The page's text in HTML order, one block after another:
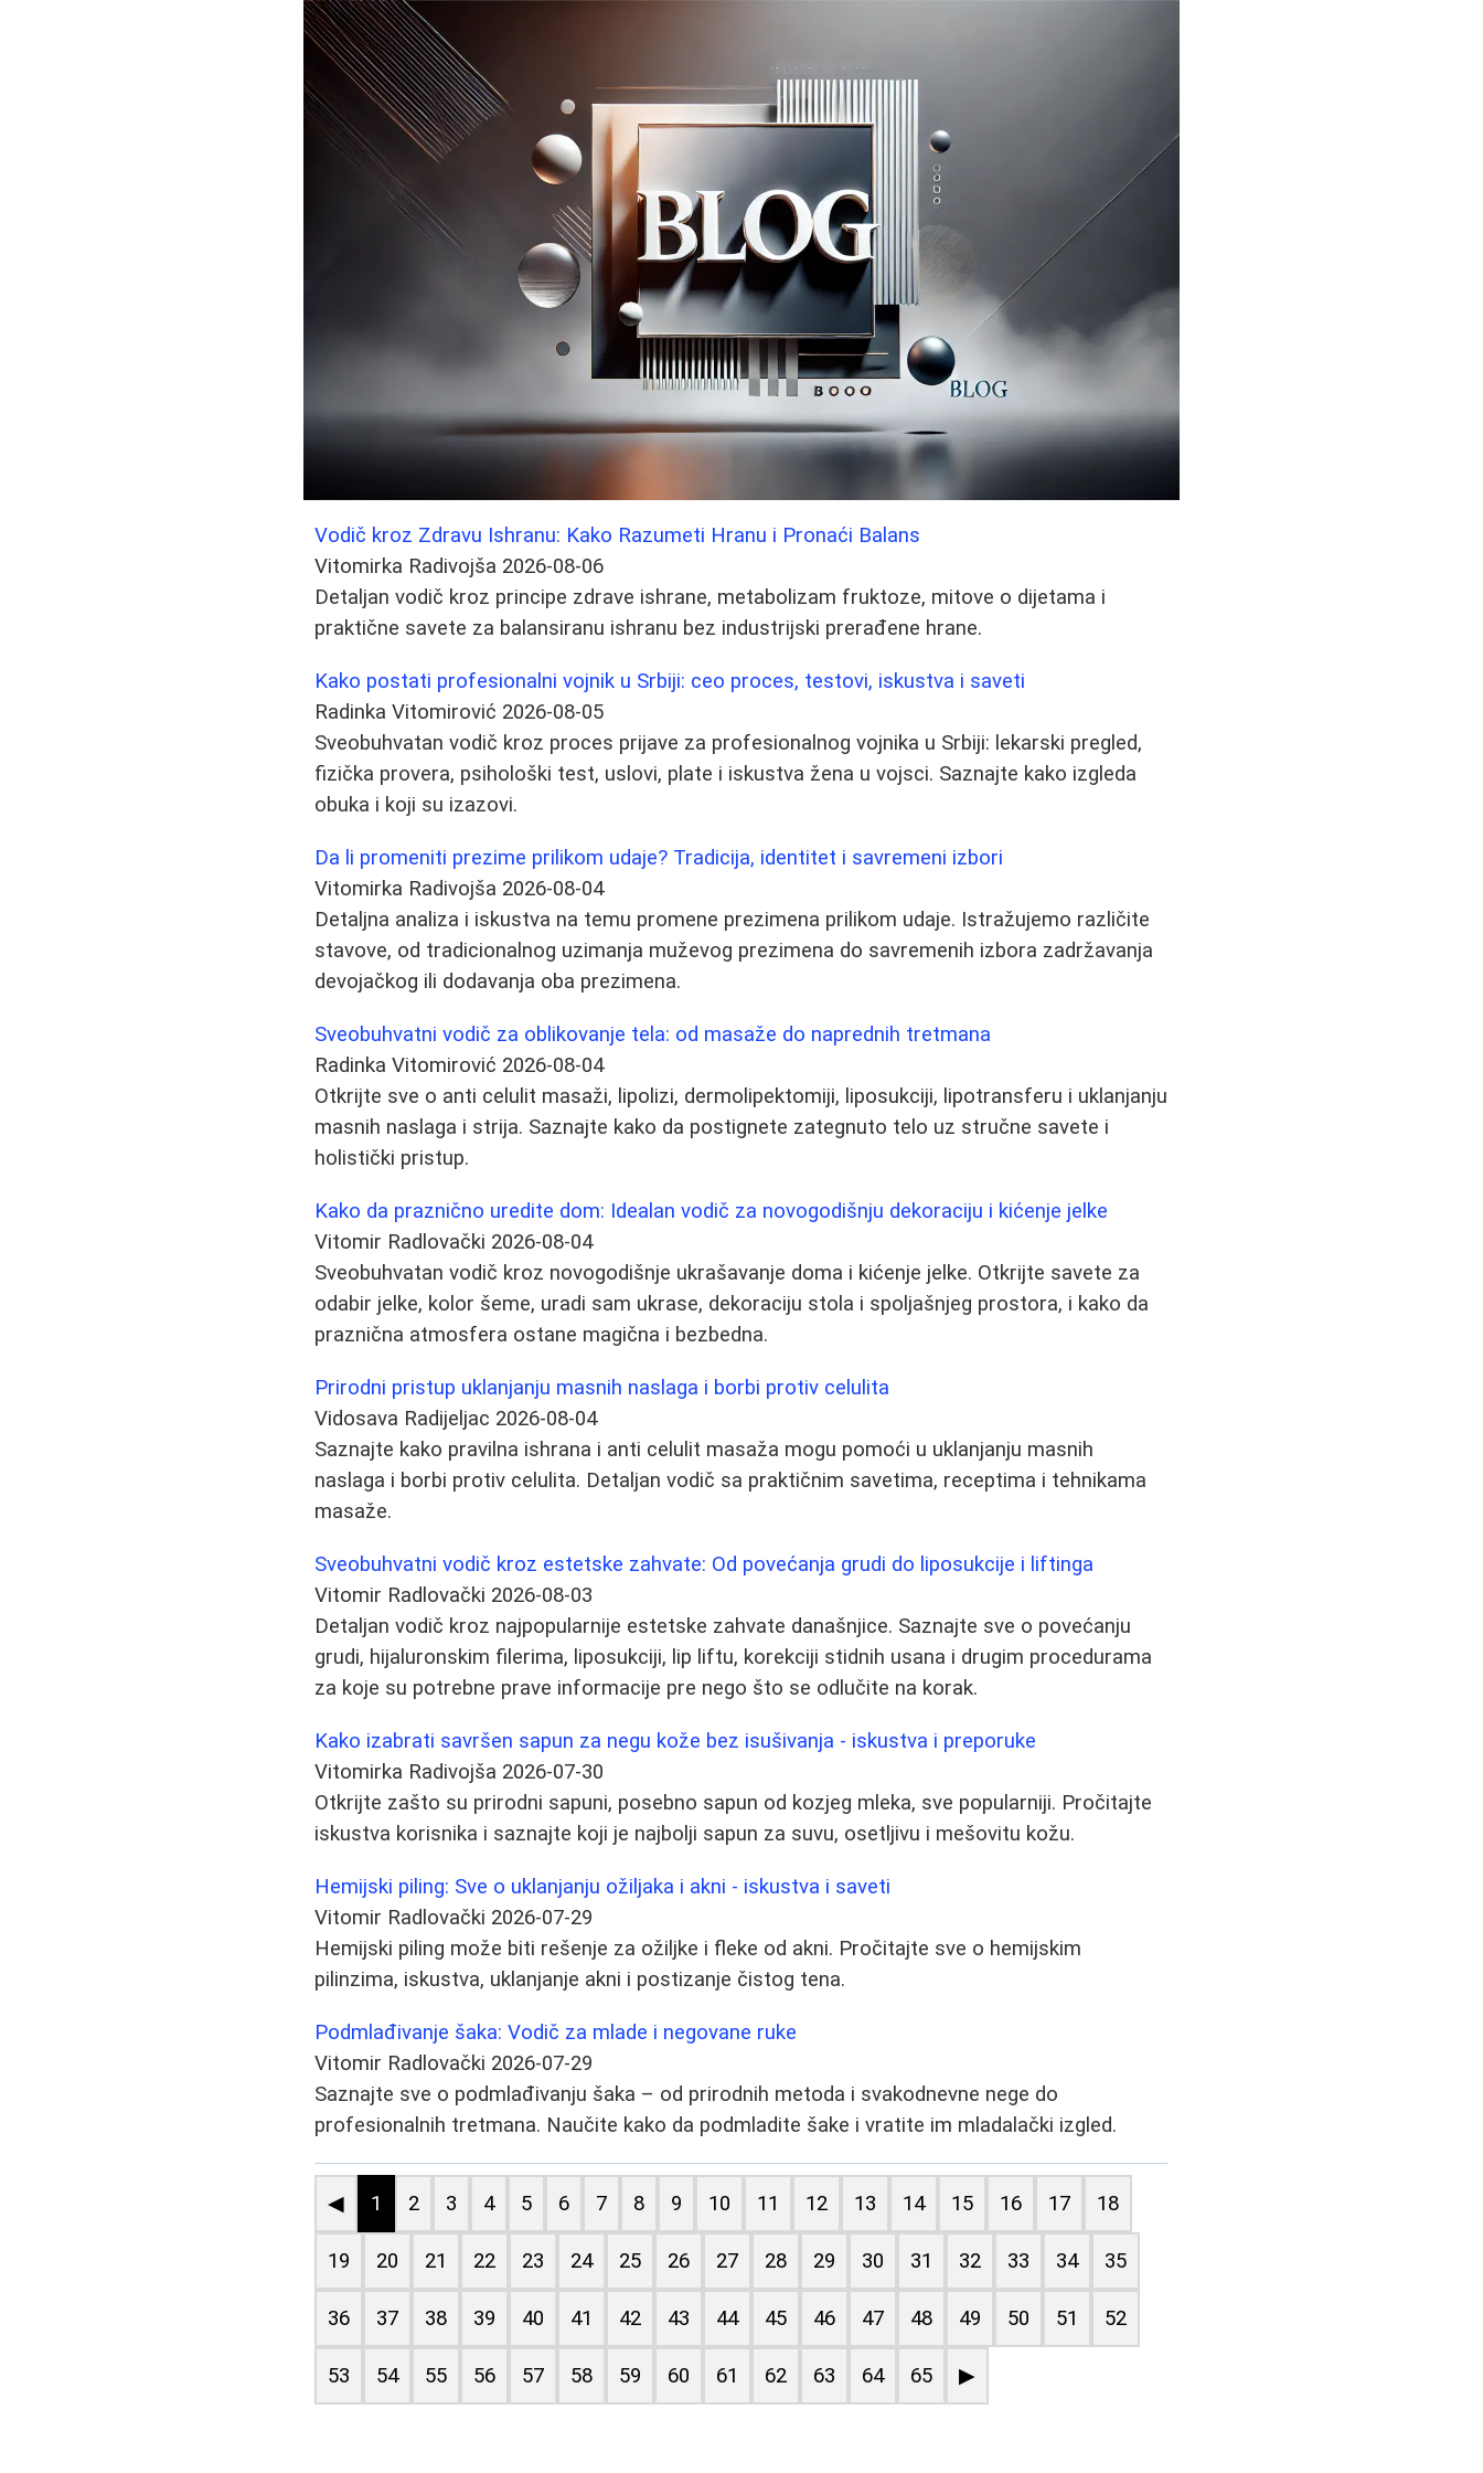
Vodič kroz Zdravu Ishranu: Kako Razumeti Hranu i Pronaći Balans
Vitomirka Radivojša 2026-08-06
Detaljan vodič kroz principe zdrave ishrane, metabolizam fruktoze, mitove o dijetama i
praktične savete za balansiranu ishranu bez industrijski prerađene hrane.
Kako postati profesionalni vojnik u Srbiji: ceo proces, testovi, iskustva i saveti
Radinka Vitomirović 2026-08-05
Sveobuhvatan vodič kroz proces prijave za profesionalnog vojnika u Srbiji: lekarski pregled,
fizička provera, psihološki test, uslovi, plate i iskustva žena u vojsci. Saznajte kako izgleda
obuka i koji su izazovi.
Da li promeniti prezime prilikom udaje? Tradicija, identitet i savremeni izbori
Vitomirka Radivojša 2026-08-04
Detaljna analiza i iskustva na temu promene prezimena prilikom udaje. Istražujemo različite
stavove, od tradicionalnog uzimanja muževog prezimena do savremenih izbora zadržavanja
devojačkog ili dodavanja oba prezimena.
Sveobuhvatni vodič za oblikovanje tela: od masaže do naprednih tretmana
Radinka Vitomirović 2026-08-04
Otkrijte sve o anti celulit masaži, lipolizi, dermolipektomiji, liposukciji, lipotransferu i uklanjanju
masnih naslaga i strija. Saznajte kako da postignete zategnuto telo uz stručne savete i
holistički pristup.
Kako da praznično uredite dom: Idealan vodič za novogodišnju dekoraciju i kićenje jelke
Vitomir Radlovački 2026-08-04
Sveobuhvatan vodič kroz novogodišnje ukrašavanje doma i kićenje jelke. Otkrijte savete za
odabir jelke, kolor šeme, uradi sam ukrase, dekoraciju stola i spoljašnjeg prostora, i kako da
praznična atmosfera ostane magična i bezbedna.
Prirodni pristup uklanjanju masnih naslaga i borbi protiv celulita
Vidosava Radijeljac 2026-08-04
Saznajte kako pravilna ishrana i anti celulit masaža mogu pomoći u uklanjanju masnih
naslaga i borbi protiv celulita. Detaljan vodič sa praktičnim savetima, receptima i tehnikama
masaže.
Sveobuhvatni vodič kroz estetske zahvate: Od povećanja grudi do liposukcije i liftinga
Vitomir Radlovački 2026-08-03
Detaljan vodič kroz najpopularnije estetske zahvate današnjice. Saznajte sve o povećanju
grudi, hijaluronskim filerima, liposukciji, lip liftu, korekciji stidnih usana i drugim procedurama
za koje su potrebne prave informacije pre nego što se odlučite na korak.
Kako izabrati savršen sapun za negu kože bez isušivanja - iskustva i preporuke
Vitomirka Radivojša 2026-07-30
Otkrijte zašto su prirodni sapuni, posebno sapun od kozjeg mleka, sve popularniji. Pročitajte
iskustva korisnika i saznajte koji je najbolji sapun za suvu, osetljivu i mešovitu kožu.
Hemijski piling: Sve o uklanjanju ožiljaka i akni - iskustva i saveti
Vitomir Radlovački 2026-07-29
Hemijski piling može biti rešenje za ožiljke i fleke od akni. Pročitajte sve o hemijskim
pilinzima, iskustva, uklanjanje akni i postizanje čistog tena.
Podmlađivanje šaka: Vodič za mlade i negovane ruke
Vitomir Radlovački 2026-07-29
Saznajte sve o podmlađivanju šaka – od prirodnih metoda i svakodnevne nege do
profesionalnih tretmana. Naučite kako da podmladite šake i vratite im mladalački izgled.
◀ 1 2 3 4 5 6 7 8 9 10 11 12 13 14 15 16 17 18
19 20 21 22 23 24 25 26 27 28 29 30 31 32 33 34 35
36 37 38 39 40 41 42 43 44 45 46 47 48 49 50 51 52
53 54 55 56 57 58 59 60 61 62 63 64 65 ▶